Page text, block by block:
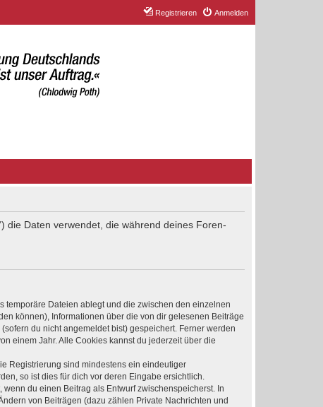
Anmelden
Registrieren
die Daten verwendet, die während deines Foren-
temporäre Dateien ablegt und die zwischen den einzelnen
können), Informationen über die von dir gelesenen Beiträge
du nicht angemeldet bist) gespeichert. Ferner werden
einem Jahr. Alle Cookies kannst du jederzeit über die
Registrierung sind mindestens ein eindeutiger
so ist dies für dich vor deren Eingabe ersichtlich.
du einen Beitrag als Entwurf zwischenspeicherst. In
von Beiträgen (dazu zählen Private Nachrichten und